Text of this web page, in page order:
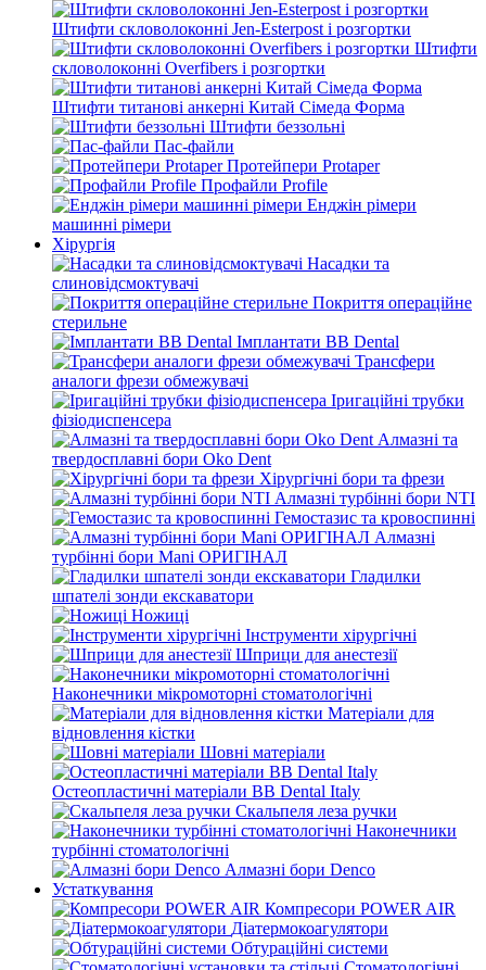
Штифти скловолоконні Jen-Esterpost і розгортки
Штифти
скловолоконні Overfibers і розгортки
Штифти титанові анкерні Китай Сімеда Форма
Штифти беззольні
Пас-файли
Протейпери Protaper
Профайли Profile
Енджін рімери
машинні рімери
Хірургія
Насадки та
слиновідсмоктувачі
Покриття операційне
стерильне
Імплантати BB Dental
Трансфери
аналоги фрези обмежувачі
Іригаційні трубки
фізіодиспенсера
Алмазні та
твердосплавні бори Oko Dent
Хірургічні бори та фрези
Алмазні турбінні бори NTI
Гемостазис та кровоспинні
Алмазні
турбінні бори Mani ОРИГІНАЛ
Гладилки
шпателі зонди екскаватори
Ножиці
Інструменти хірургічні
Шприци для анестезії
Наконечники мікромоторні стоматологічні
Матеріали для
відновлення кістки
Шовні матеріали
Остеопластичні матеріали BB Dental Italy
Скальпеля леза ручки
Наконечники
турбінні стоматологічні
Алмазні бори Denco
Устаткування
Компресори POWER AIR
Діатермокоагулятори
Обтураційні системи